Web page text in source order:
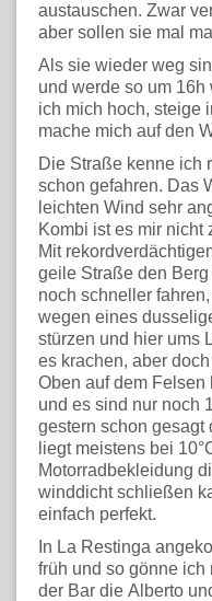
austauschen. Zwar
aber sollen sie mal
Als sie wieder weg
und werde so um
ich mich hoch, steige
mache mich auf den
Die Straße kenne ich
schon gefahren. Das
leichten Wind sehr
Kombi ist es mir nicht
Mit
geile Straße den
noch schneller
wegen eines
stürzen und hier ums
es krachen, aber
Oben auf dem Felsen
und es sind nur noch
gestern schon gesagt
liegt meistens bei
Motorradbekleidung
winddicht schließen
einfach perfekt.
In La Restinga
früh und so gönne ich
der Bar die Alberto